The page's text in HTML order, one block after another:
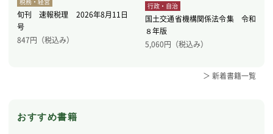
旬刊 速報税理 2026年8月11日
号
847円（税込み）
行政・自治
国土交通省機構関係法令集 令和
８年版
5,060円（税込み）
＞ 新着書籍一覧
おすすめ書籍